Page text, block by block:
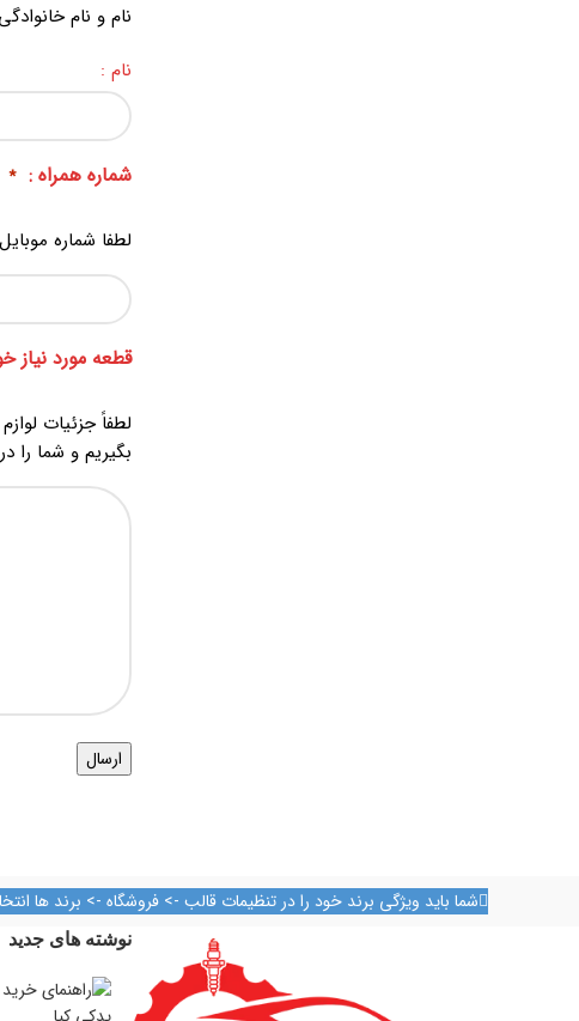
نام و نام
نام :
شماره همراه : *
لطفا شماره
قطعه مورد
لطفاً جزئیات
بگیریم و شما را
شما باید ویژگی برند خود را در تنظیمات قالب -> فروشگاه -> برند ها
نوشته های جدید